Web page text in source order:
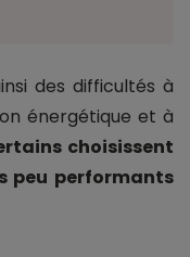
des difficultés à
énergétique et à
choisissent
peu performants